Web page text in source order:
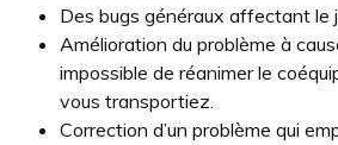
Des bugs généraux affectant le
Amélioration du problème à
impossible de réanimer le
vous transportiez.
Correction d’un problème qui